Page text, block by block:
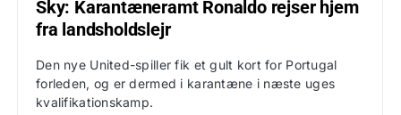
Sky: Karantæneramt Ronaldo rejser hjem
fra landsholdslejr
Den nye United-spiller fik et gult kort for Portugal
forleden, og er dermed i karantæne i næste uges
kvalifikationskamp.